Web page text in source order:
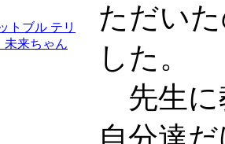
ただい
した。
先生に